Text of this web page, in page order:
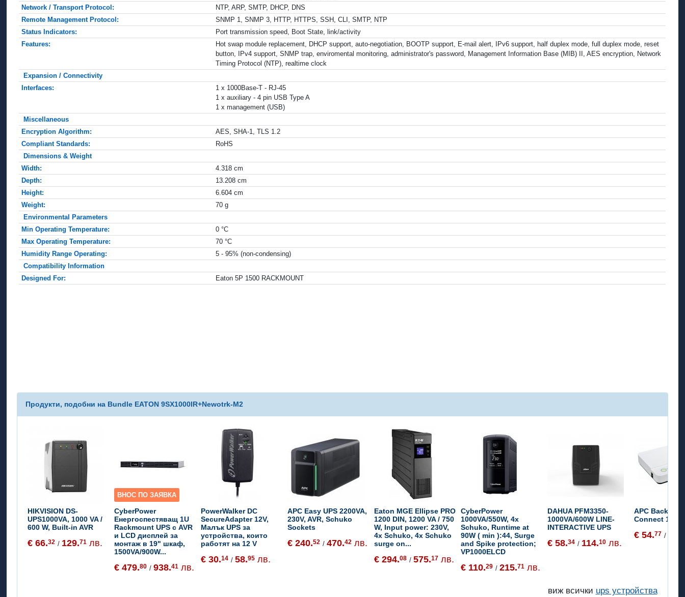
Network / Transport Protocol:
NTP, ARP, SMTP, DHCP, DNS
Remote Management Protocol:
SNMP 1, SNMP 3, HTTP, HTTPS, SSH, CLI, SMTP, NTP
Status Indicators:
Port transmission speed, Boot State, link/activity
Features:
Hot swap module replacement, DHCP support, auto-negotiation, BOOTP support, E-mail alert, IPv6 support, half duplex mode, full duplex mode, reset
button, IPv4 support, SNMP trap, enviromental monitoring, administrator's password, Management Information Base (MIB) II, AES encryption, Network
Timing Protocol (NTP), realtime clock
Expansion / Connectivity
Interfaces:
1 x 1000Base-T - RJ-45
1 x auxiliary - 4 pin USB Type A
1 x management (USB)
Miscellaneous
Encryption Algorithm:
AES, SHA-1, TLS 1.2
Compliant Standards:
RoHS
Dimensions & Weight
Width:
4.318 cm
Depth:
13.208 cm
Height:
6.604 cm
Weight:
70 g
Environmental Parameters
Min Operating Temperature:
0 °C
Max Operating Temperature:
70 °C
Humidity Range Operating:
5 - 95% (non-condensing)
Compatibility Information
Designed For:
Eaton 5P 1500 RACKMOUNT
Продукти, подобни на Bundle EATON 9SX1000IR+Newotrk-M2
HIKVISION DS-
UPS1000VA, 1000 VA /
600 W, Built-in AVR
€ 66.32 / 129.71 лв.
ВНОС ПО ЗАЯВКА
CyberPower
Енергоспестяващ 1U
Rackmount UPS с AVR
и LCD дисплей за
монтаж в 19" шкаф,
1500VA/900W...
€ 479.80 /938.41 лв.
PowerWalker DC
SecureAdapter 12V,
Малък UPS за
устройства, които
работят на 12 V
€ 30.14 /58.95 лв.
APC Easy UPS 2200VA,
230V, AVR, Schuko
Sockets
€ 240.52 /470.42 лв.
Eaton MGE Ellipse PRO
1200 DIN, 1200 VA / 750
W, Input power: 230V,
4x Schuko, 4x Schuko
surge on...
€ 294.08 /575.17 лв.
CyberPower
1000VA/550W, 4x
Schuko, Runtime at
90W ( min ):44, Surge
and Spike protection;
VP1000ELCD
€ 110.29 /215.71 лв.
DAHUA PFM3350-
1000VA/600W LINE-
INTERACTIVE UPS
€ 58.34 / 114.10 лв.
APC Back-UPS
Connect
€ 54.77 /
виж всички ups устройства